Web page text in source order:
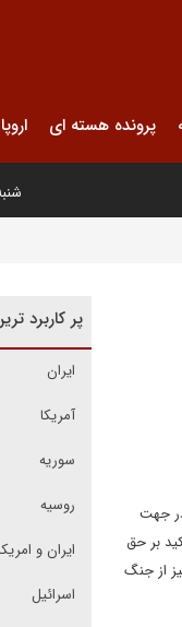
پرونده هسته ای اروپا
شنبه ۱۷
جهت
بر حق
از جنگ
پر کاربرد
ایران
آمریکا
سوریه
روسیه
ایران و
اسرائیل